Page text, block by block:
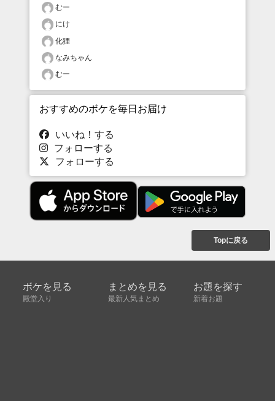
むー
にけ
化狸
なみちゃん
むー
おすすめのボケを毎日お届け
いいね！する
フォローする
フォローする
Topに戻る
ボケを見る
殿堂入り
まとめを見る
最新人気まとめ
お題を探す
新着お題